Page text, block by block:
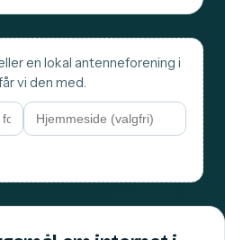
en lokal antenneforening i
vi den med.